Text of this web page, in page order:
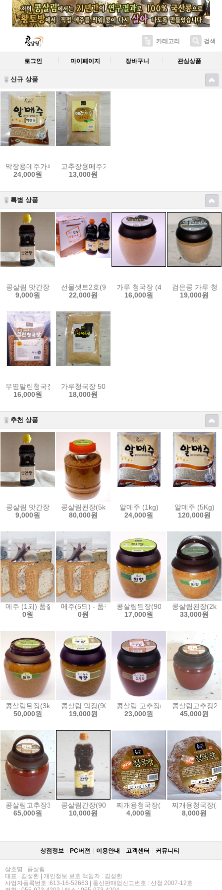
카테고리 검색
로그인 마이페이지 장바구니 관심상품
신규 상품
막장용메주가루 1kg
24,000원
고추장용메주가루 500g
13,000원
특별 상품
콩살림 맛간장
9,000원
선물셋트2호(900ml 간장2개)
22,000원
가루 청국장 (400g)
16,000원
검은콩 가루 청
19,000원
무염말린청국장(500g)
16,000원
가루청국장 500g
18,000원
추천 상품
콩살림 맛간장
9,000원
콩살림된장(5kg)
80,000원
알메주 (1kg)
24,000원
알메주 (5Kg)
120,000원
메주 (1되) 품절
0원
메주(5되) - 품절
0원
콩살림된장(900g)
17,000원
콩살림된장
33,000원
콩살림된장(3kg)
50,000원
콩살림 막장(900g)
19,000원
콩살림 고추장(900g)
23,000원
콩살림고추장
45,000원
콩살림고추장3kg
65,000원
콩살림간장(900ml)
10,000원
찌개용청국장(200g)
4,000원
찌개용청국장
8,000원
상점정보 PC버젼 이용안내 고객센터 커뮤니티
상호명 : 콩살림
대표 : 김성환 | 개인정보 보호 책임자 : 김성환
사업자등록번호 :613-16-52663 | 통신판매업신고번호 : 산청 2007-12호